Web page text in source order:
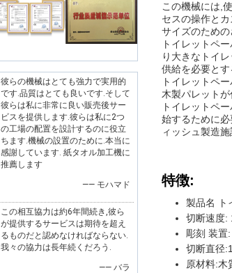
彼らの機械はとても強力で実用的
です.品質はとても良いです.そして
彼らは私に非常に良い販売後サー
ビスを提供します.彼らは私に2つ
の工場の配置を設計するのに役立
ちます.機械の設置のために.本当に
感謝しています. 紙タオル加工機に
推薦します
—— モハマド
この相互協力は約6年間続き,彼ら
が提供するサービスは期待を超え
るものだと認めなければならない.
我々の協力は長年続くだろう.
—— バラ
この機械には,
セスの操作と
サイズのため
トイレットペ
り大きなトイ
供給を必要とす
トイレットペ
木製パレット
トイレットペ
始するために
ィッシュ製造
特徴:
製品名 ト
切断速度:
彫刻 装置
切断直径
原材料:木